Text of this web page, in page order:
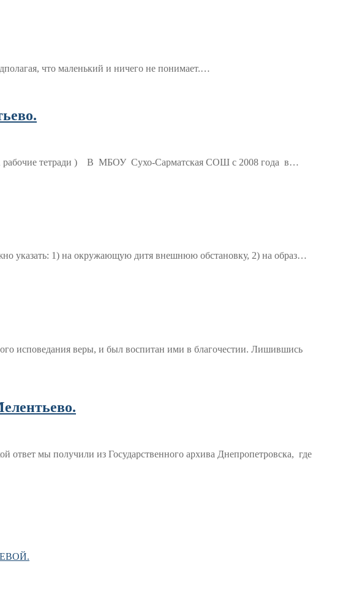
что маленький и ничего не понимает.…
рабочие тетради ) В МБОУ Сухо-Сарматская СОШ с 2008 года в…
указать: 1) на окружающую дитя внешнюю обстановку, 2) на образ…
исповедания веры, и был воспитан ими в благочестии. Лишившись
мы получили из Государственного архива Днепропетровска, где